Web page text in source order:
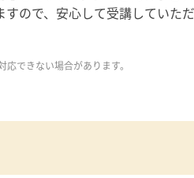
ので、安心して受講していた
できない場合があります。